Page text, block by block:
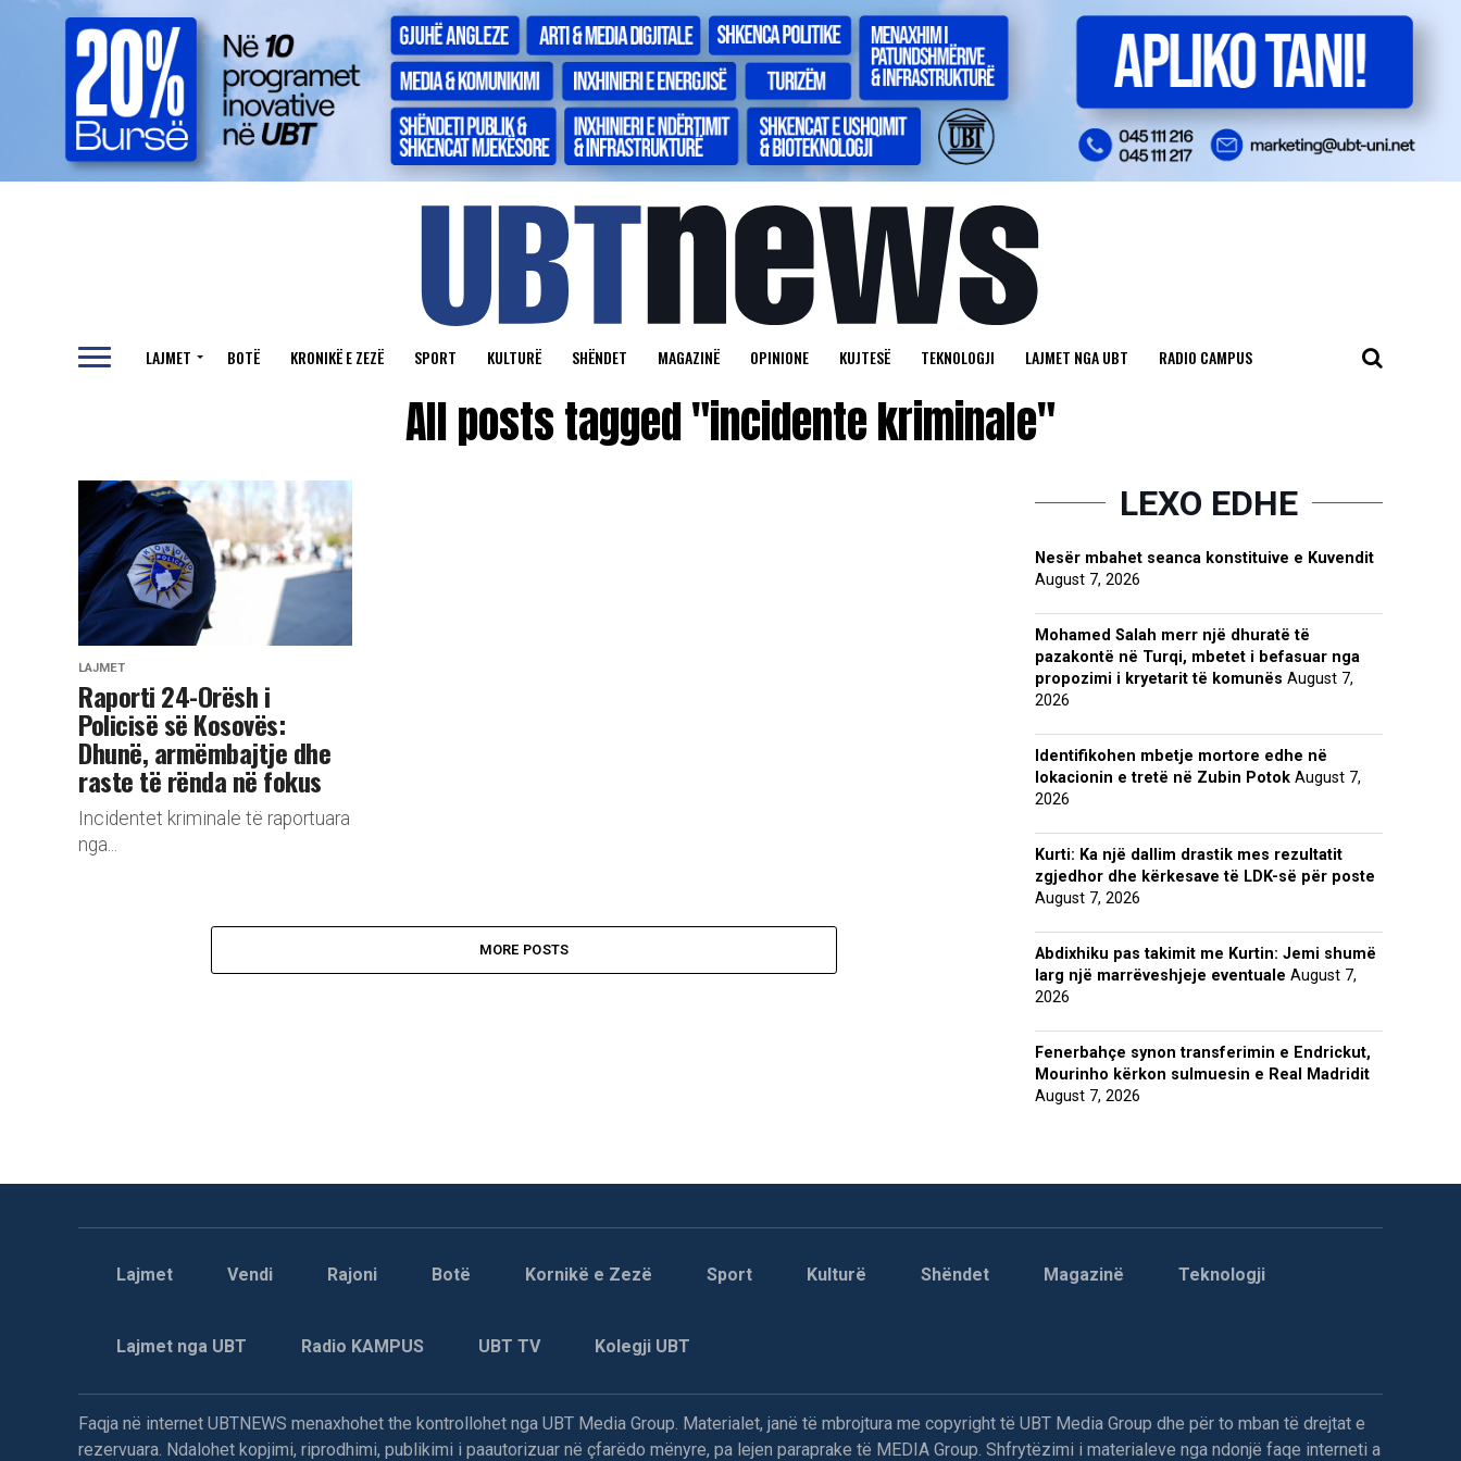
LAJMET BOTË KRONIKË E ZEZË SPORT KULTURË SHËNDET MAGAZINË OPINIONE KUJTESË TEKNOLOGJI LAJMET NGA UBT RADIO CAMPUS
All posts tagged "incidente kriminale"
LAJMET
Raporti 24-Orësh i
Policisë së Kosovës:
Dhunë, armëmbajtje dhe
raste të rënda në fokus
Incidentet kriminale të raportuara
nga...
MORE POSTS
LEXO EDHE
Nesër mbahet seanca konstituive e Kuvendit
August 7, 2026
Mohamed Salah merr një dhuratë të
pazakontë në Turqi, mbetet i befasuar nga
propozimi i kryetarit të komunës August 7,
2026
Identifikohen mbetje mortore edhe në
lokacionin e tretë në Zubin Potok August 7,
2026
Kurti: Ka një dallim drastik mes rezultatit
zgjedhor dhe kërkesave të LDK-së për poste
August 7, 2026
Abdixhiku pas takimit me Kurtin: Jemi shumë
larg një marrëveshjeje eventuale August 7,
2026
Fenerbahçe synon transferimin e Endrickut,
Mourinho kërkon sulmuesin e Real Madridit
August 7, 2026
Lajmet Vendi Rajoni Botë Kornikë e Zezë Sport Kulturë Shëndet Magazinë Teknologji
Lajmet nga UBT Radio KAMPUS UBT TV Kolegji UBT
Faqja në internet UBTNEWS menaxhohet the kontrollohet nga UBT Media Group. Materialet, janë të mbrojtura me copyright të UBT Media Group dhe për to mban të drejtat e
rezervuara. Ndalohet kopjimi, riprodhimi, publikimi i paautorizuar në çfarëdo mënyre, pa lejen paraprake të MEDIA Group. Shfrytëzimi i materialeve nga ndonjë faqe interneti a